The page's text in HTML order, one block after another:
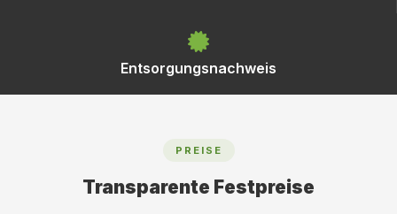
Entsorgungsnachweis
PREISE
Transparente Festpreise